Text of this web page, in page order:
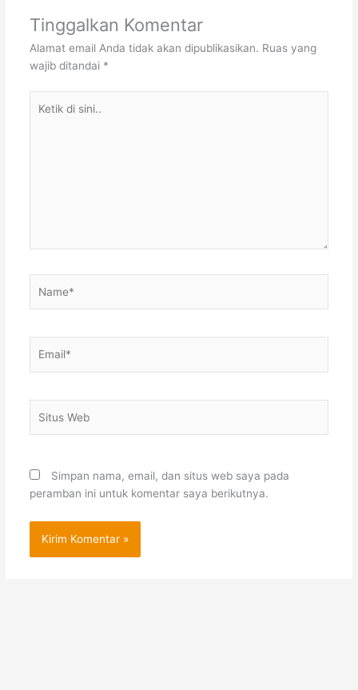
Tinggalkan Komentar
Alamat email Anda tidak akan dipublikasikan. Ruas yang
wajib ditandai *
Web
Simpan nama, email, dan situs web saya pada
peramban ini untuk komentar saya berikutnya.